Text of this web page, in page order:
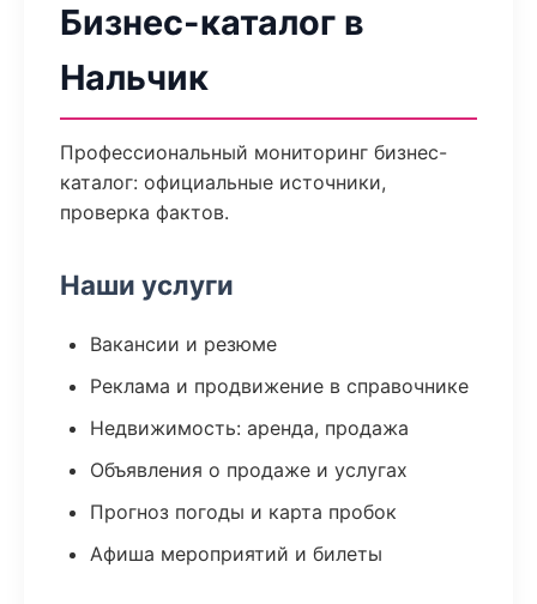
Бизнес-каталог в
Нальчик
Профессиональный мониторинг бизнес-
каталог: официальные источники,
проверка фактов.
Наши услуги
Вакансии и резюме
Реклама и продвижение в справочнике
Недвижимость: аренда, продажа
Объявления о продаже и услугах
Прогноз погоды и карта пробок
Афиша мероприятий и билеты